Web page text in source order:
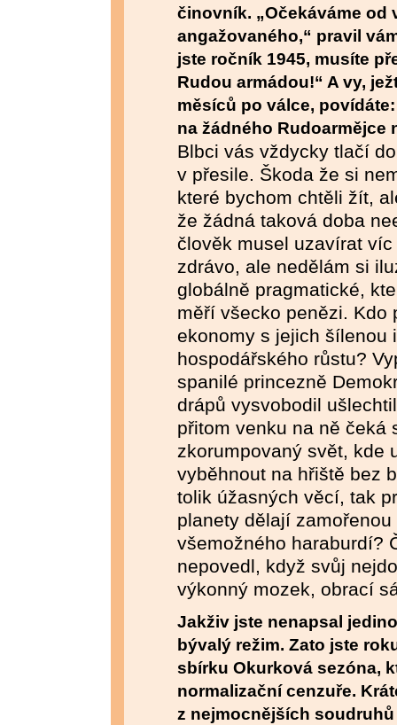
činovník. „Očekáváme od
angažovaného,“ pravil
jste ročník 1945, musíte
Rudou armádou!“ A vy,
měsíců po válce,
na žádného Rudoarmějce
Blbci vás vždycky tlačí
v přesile. Škoda že si
které bychom chtěli žít,
že žádná taková doba
člověk musel uzavírat
zdrávo, ale nedělám si
globálně pragmatické,
měří všecko penězi. Kdo
ekonomy s jejich šílenou
hospodářského růstu?
spanilé princezně
drápů vysvobodil
přitom venku na ně čeká
zkorumpovaný svět, kde
vyběhnout na hřiště bez
tolik úžasných věcí, tak
planety dělají
všemožného haraburdí?
nepovedl, když svůj
výkonný mozek, obrací
Jakživ jste nenapsal
bývalý režim. Zato jste
sbírku Okurková sezóna,
normalizační cenzuře.
z nejmocnějších